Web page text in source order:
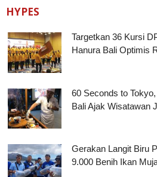
HYPES
Targetkan 36 Kursi
Hanura Bali Optimis
60 Seconds to
Bali Ajak Wisatawan
Gerakan Langit Biru
9.000 Benih Ikan